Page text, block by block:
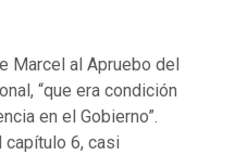
Marcel al Apruebo del
“que era condición
en el Gobierno”.
capítulo 6, casi